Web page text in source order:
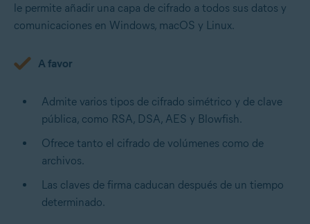
le permite añadir una capa de cifrado a todos sus datos y
comunicaciones en Windows, macOS y Linux.
A favor
Admite varios tipos de cifrado simétrico y de clave
pública, como RSA, DSA, AES y Blowfish.
Ofrece tanto el cifrado de volúmenes como de
archivos.
Las claves de firma caducan después de un tiempo
determinado.